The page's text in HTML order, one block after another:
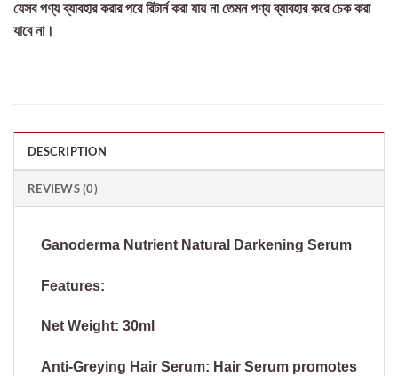
যেসব পণ্য ব্যাবহার করার পরে রিটার্ন করা যায় না তেমন পণ্য ব্যাবহার করে চেক করা
যাবে না।
DESCRIPTION
REVIEWS (0)
Ganoderma Nutrient Natural Darkening Serum
Features:
Net Weight: 30ml
Anti-Greying Hair Serum: Hair Serum promotes